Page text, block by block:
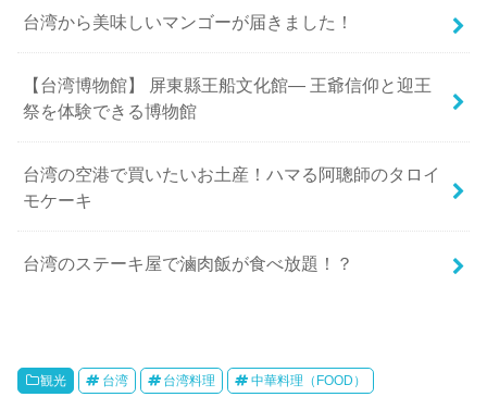
台湾から美味しいマンゴーが届きました！
【台湾博物館】 屏東縣王船文化館— 王爺信仰と迎王
祭を体験できる博物館
台湾の空港で買いたいお土産！ハマる阿聰師のタロイ
モケーキ
台湾のステーキ屋で滷肉飯が食べ放題！？
観光 台湾 台湾料理 中華料理（FOOD）